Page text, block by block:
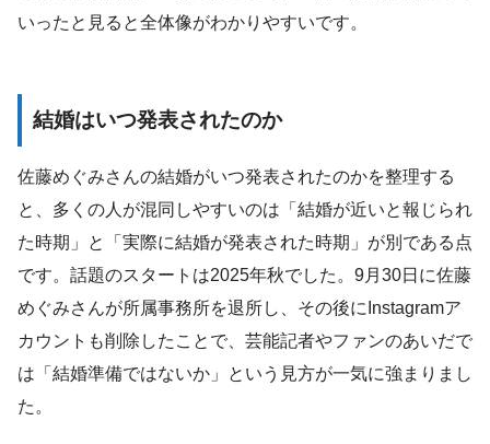
いったと見ると全体像がわかりやすいです。
結婚はいつ発表されたのか
佐藤めぐみさんの結婚がいつ発表されたのかを整理する
と、多くの人が混同しやすいのは「結婚が近いと報じられ
た時期」と「実際に結婚が発表された時期」が別である点
です。話題のスタートは2025年秋でした。9月30日に佐藤
めぐみさんが所属事務所を退所し、その後にInstagramア
カウントも削除したことで、芸能記者やファンのあいだで
は「結婚準備ではないか」という見方が一気に強まりまし
た。